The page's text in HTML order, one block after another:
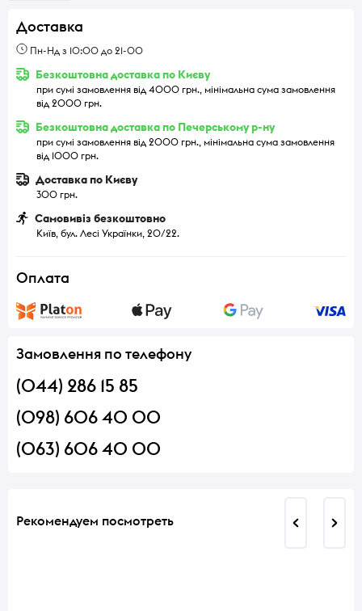
Доставка
Пн-Нд з 10:00 до 21-00
Безкоштовна доставка по Києву
при сумі замовлення від 4000 грн., мінімальна сума замовлення
від 2000 грн.
Безкоштовна доставка по Печерському р-ну
при сумі замовлення від 2000 грн., мінімальна сума замовлення
від 1000 грн.
Доставка по Києву
300 грн.
Самовивіз безкоштовно
Київ, бул. Лесі Українки, 20/22.
Оплата
Замовлення по телефону
(044) 286 15 85
(098) 606 40 00
(063) 606 40 00
Рекомендуем посмотреть